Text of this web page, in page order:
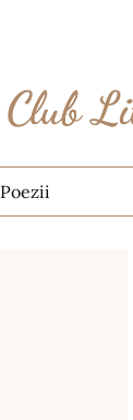
Poezii